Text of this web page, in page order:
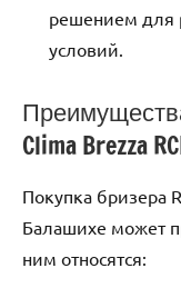
решением для
условий.
Clima Brezza
Покупка бризера
Балашихе может
ним относятся: